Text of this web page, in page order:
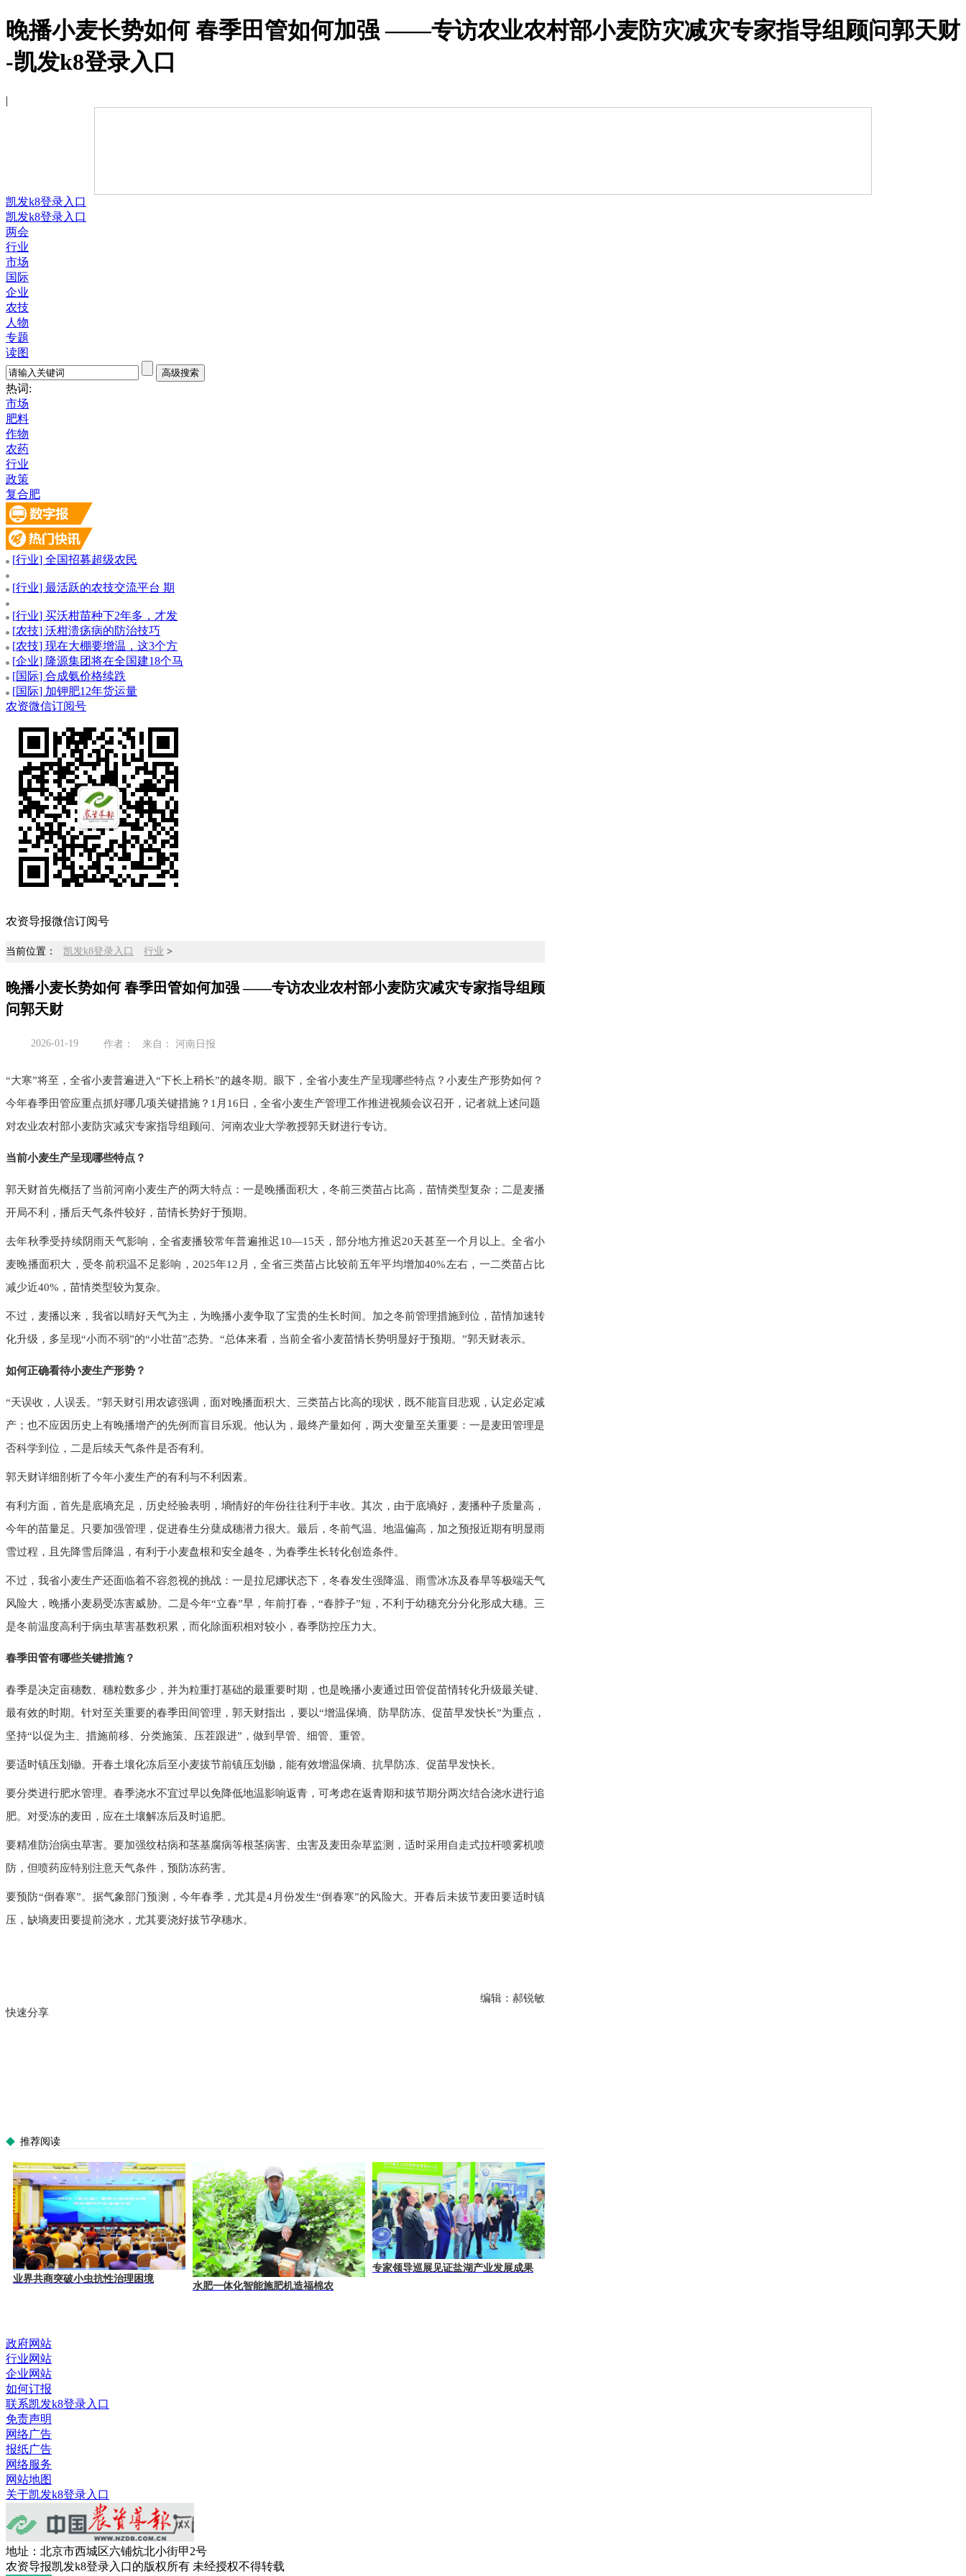
晚播小麦长势如何 春季田管如何加强 ——专访农业农村部小麦防灾减灾专家指导组顾问郭天财
-凯发k8登录入口
|
凯发k8登录入口
凯发k8登录入口
两会
行业
市场
国际
企业
农技
人物
专题
读图
热词:
市场
肥料
作物
农药
行业
政策
复合肥
[行业] 全国招募超级农民
[行业] 最活跃的农技交流平台 期
[行业] 买沃柑苗种下2年多，才发
[农技] 沃柑溃疡病的防治技巧
[农技] 现在大棚要增温，这3个方
[企业] 隆源集团将在全国建18个马
[国际] 合成氨价格续跌
[国际] 加钾肥12年货运量
农资微信订阅号
农资导报微信订阅号
当前位置： 凯发k8登录入口 行业 >
晚播小麦长势如何 春季田管如何加强 ——专访农业农村部小麦防灾减灾专家指导组顾
问郭天财
2026-01-19 作者： 来自： 河南日报
“大寒”将至，全省小麦普遍进入“下长上稍长”的越冬期。眼下，全省小麦生产呈现哪些特点？小麦生产形势如何？
今年春季田管应重点抓好哪几项关键措施？1月16日，全省小麦生产管理工作推进视频会议召开，记者就上述问题
对农业农村部小麦防灾减灾专家指导组顾问、河南农业大学教授郭天财进行专访。
当前小麦生产呈现哪些特点？
郭天财首先概括了当前河南小麦生产的两大特点：一是晚播面积大，冬前三类苗占比高，苗情类型复杂；二是麦播
开局不利，播后天气条件较好，苗情长势好于预期。
去年秋季受持续阴雨天气影响，全省麦播较常年普遍推迟10—15天，部分地方推迟20天甚至一个月以上。全省小
麦晚播面积大，受冬前积温不足影响，2025年12月，全省三类苗占比较前五年平均增加40%左右，一二类苗占比
减少近40%，苗情类型较为复杂。
不过，麦播以来，我省以晴好天气为主，为晚播小麦争取了宝贵的生长时间。加之冬前管理措施到位，苗情加速转
化升级，多呈现“小而不弱”的“小壮苗”态势。“总体来看，当前全省小麦苗情长势明显好于预期。”郭天财表示。
如何正确看待小麦生产形势？
“天误收，人误丢。”郭天财引用农谚强调，面对晚播面积大、三类苗占比高的现状，既不能盲目悲观，认定必定减
产；也不应因历史上有晚播增产的先例而盲目乐观。他认为，最终产量如何，两大变量至关重要：一是麦田管理是
否科学到位，二是后续天气条件是否有利。
郭天财详细剖析了今年小麦生产的有利与不利因素。
有利方面，首先是底墒充足，历史经验表明，墒情好的年份往往利于丰收。其次，由于底墒好，麦播种子质量高，
今年的苗量足。只要加强管理，促进春生分蘖成穗潜力很大。最后，冬前气温、地温偏高，加之预报近期有明显雨
雪过程，且先降雪后降温，有利于小麦盘根和安全越冬，为春季生长转化创造条件。
不过，我省小麦生产还面临着不容忽视的挑战：一是拉尼娜状态下，冬春发生强降温、雨雪冰冻及春旱等极端天气
风险大，晚播小麦易受冻害威胁。二是今年“立春”早，年前打春，“春脖子”短，不利于幼穗充分分化形成大穗。三
是冬前温度高利于病虫草害基数积累，而化除面积相对较小，春季防控压力大。
春季田管有哪些关键措施？
春季是决定亩穗数、穗粒数多少，并为粒重打基础的最重要时期，也是晚播小麦通过田管促苗情转化升级最关键、
最有效的时期。针对至关重要的春季田间管理，郭天财指出，要以“增温保墒、防旱防冻、促苗早发快长”为重点，
坚持“以促为主、措施前移、分类施策、压茬跟进”，做到早管、细管、重管。
要适时镇压划锄。开春土壤化冻后至小麦拔节前镇压划锄，能有效增温保墒、抗旱防冻、促苗早发快长。
要分类进行肥水管理。春季浇水不宜过早以免降低地温影响返青，可考虑在返青期和拔节期分两次结合浇水进行追
肥。对受冻的麦田，应在土壤解冻后及时追肥。
要精准防治病虫草害。要加强纹枯病和茎基腐病等根茎病害、虫害及麦田杂草监测，适时采用自走式拉杆喷雾机喷
防，但喷药应特别注意天气条件，预防冻药害。
要预防“倒春寒”。据气象部门预测，今年春季，尤其是4月份发生“倒春寒”的风险大。开春后未拔节麦田要适时镇
压，缺墒麦田要提前浇水，尤其要浇好拔节孕穗水。
编辑：郝锐敏
快速分享
推荐阅读
业界共商突破小虫抗性治理困境
水肥一体化智能施肥机造福棉农
专家领导巡展见证盐湖产业发展成果
政府网站
行业网站
企业网站
如何订报
联系凯发k8登录入口
免责声明
网络广告
报纸广告
网络服务
网站地图
关于凯发k8登录入口
地址：北京市西城区六铺炕北小街甲2号
农资导报凯发k8登录入口的版权所有 未经授权不得转载